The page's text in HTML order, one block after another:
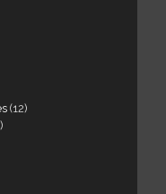
(12)